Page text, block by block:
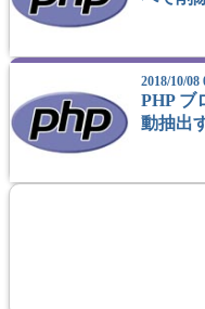
2018/10/08
PHP ブ
動抽出